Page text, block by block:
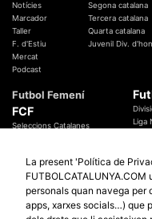
Notícies
Marcador
Taller
F. d'Estiu
Mercat
Podcast
Segona catalana
Tercera catalana
Quarta catalana
Juvenil Div.
Futbol Femení
FCF
Seleccions Catalanes
Temes Federatius
Liga
Futbol Catalunya
Promocions
Sortejos
La present 'Política de
personals quan navega
apps, xarxes socials…) que